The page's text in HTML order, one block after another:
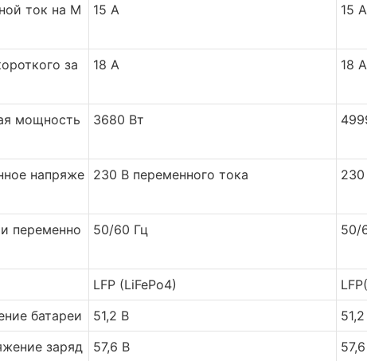
ток на M
15 А 15 А
за
18 А 18 А
мощность
3680 Вт
напряже
230 В переменного тока 230
переменно
50/60 Гц 50/
LFP (LiFePo4)
батареи
51,2 В
заряд
57,6 В